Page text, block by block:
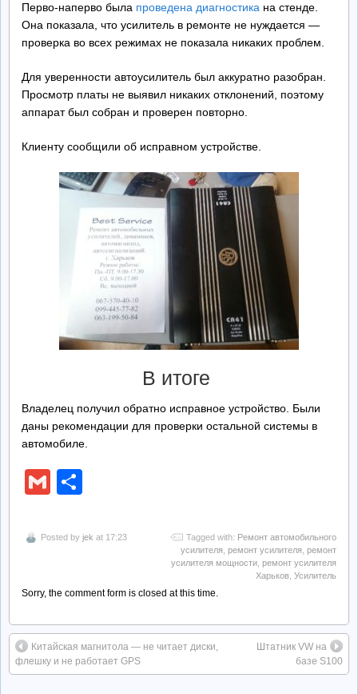
Перво-наперво была проведена диагностика на стенде.
Она показала, что усилитель в ремонте не нуждается —
проверка во всех режимах не показала никаких проблем.
Для уверенности автоусилитель был аккуратно разобран.
Просмотр платы не выявил никаких отклонений, поэтому
аппарат был собран и проверен повторно.
Клиенту сообщили об исправном устройстве.
В итоге
Владелец получил обратно исправное устройство. Были
даны рекомендации для проверки остальной системы в
автомобиле.
Gmail
Posted by jek at 17:23 Tagged with: Ремонт автомобильного
усилителя ремонт усилителя ремонт
усилителя мощности ремонт усилителя
Харьков Усилитель
Sorry, the comment form is closed at this time.
Китайская магнитола — не читает диски,
флешку и не работает GPS
Штатник VW на
базе S100